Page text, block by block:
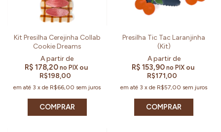
Kit Presilha Cerejinha Collab
Cookie Dreams
R$ 178,20no PIX ou
R$198,00
em até 3 xde R$66,00 sem juros
COMPRAR
Presilha Tic Tac Laranjinha
(Kit)
R$ 153,90no PIX ou
R$171,00
em até 3 xde R$57,00 sem juros
COMPRAR